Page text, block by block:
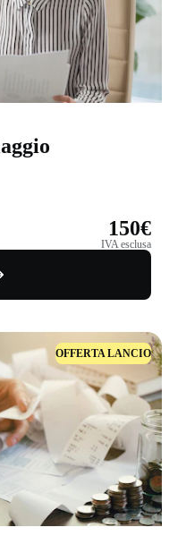
150€
IVA esclusa
OFFERTA LANCIO